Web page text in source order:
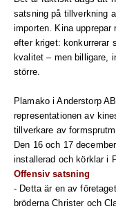
satsning på tillverkning
importen. Kina
efter kriget: konkurrerar
kvalitet – men billigare,
större.
Plamako i Anderstorp
representationen av
tillverkare av
Den 16 och 17
installerad och körklar i
Offensiv satsning
- Detta är en av
bröderna Christer och